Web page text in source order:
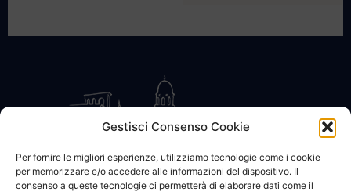
Gestisci Consenso Cookie
Per fornire le migliori esperienze, utilizziamo tecnologie come i cookie
per memorizzare e/o accedere alle informazioni del dispositivo. Il
consenso a queste tecnologie ci permetterà di elaborare dati come il
CONTATTACI COOKIE POLICY PRIVACY